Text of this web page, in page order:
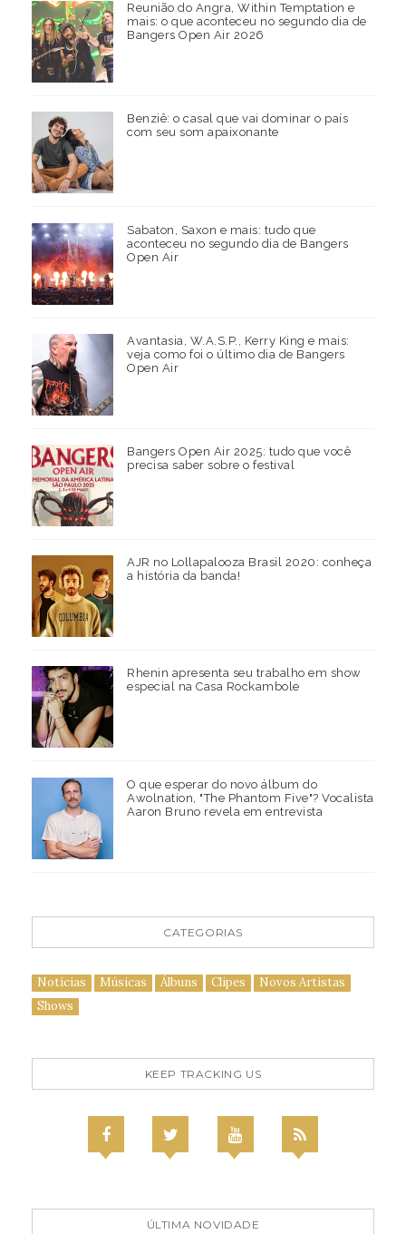
Reunião do Angra, Within Temptation e
mais: o que aconteceu no segundo dia de
Bangers Open Air 2026
Benziê: o casal que vai dominar o país
com seu som apaixonante
Sabaton, Saxon e mais: tudo que
aconteceu no segundo dia de Bangers
Open Air
Avantasia, W.A.S.P., Kerry King e mais:
veja como foi o último dia de Bangers
Open Air
Bangers Open Air 2025: tudo que você
precisa saber sobre o festival
AJR no Lollapalooza Brasil 2020: conheça
a história da banda!
Rhenin apresenta seu trabalho em show
especial na Casa Rockambole
O que esperar do novo álbum do
Awolnation, "The Phantom Five"? Vocalista
Aaron Bruno revela em entrevista
CATEGORIAS
Notícias Músicas Álbuns Clipes
Novos Artistas
Shows
KEEP TRACKING US
ÚLTIMA NOVIDADE